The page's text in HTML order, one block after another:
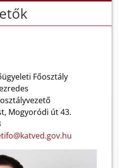
Főosztály
Mogyoródi út 43.